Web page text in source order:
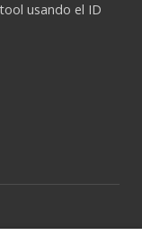
usando el ID